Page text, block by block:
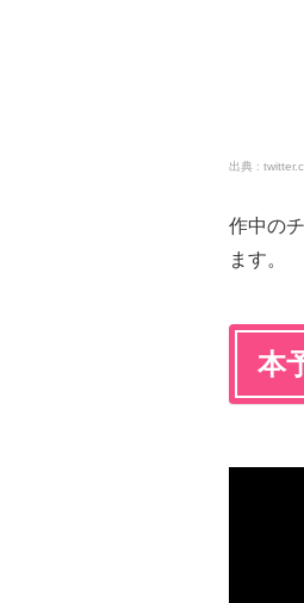
作中の
ます。
本